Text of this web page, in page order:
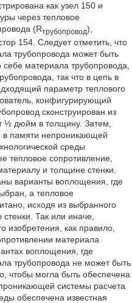
как узел 150 и
через тепловое
(Rтрубопровод),
154. Следует отметить, что
трубопровода может быть
себе материала трубопровода,
так что в цепь в
параметр теплового
конфигурирующий
сконструирован из
½ дюйм в толщину. Затем,
в памяти непроникающей
среды
тепловое сопротивление,
и толщине стенки.
варианты воплощения, где
а тепловое
исходя из выбранного
Так или иначе,
изобретения, как правило,
материала
воплощения, где
трубопровода не может быть
чтобы могла быть обеспечена
системы расчета
обеспечена известная